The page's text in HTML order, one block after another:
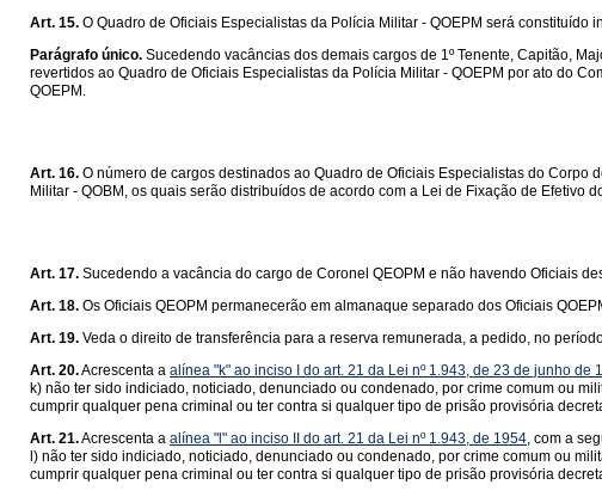
Art. 15. O Quadro de Oficiais Especialistas da Polícia Militar - QOEPM será constituído
Parágrafo único. Sucedendo vacâncias dos demais cargos de 1º Tenente, Capitão,
revertidos ao Quadro de Oficiais Especialistas da Polícia Militar - QOEPM por ato do
QOEPM.
Art. 16. O número de cargos destinados ao Quadro de Oficiais Especialistas do Corpo
Militar - QOBM, os quais serão distribuídos de acordo com a Lei de Fixação de Efetivo
Art. 17. Sucedendo a vacância do cargo de Coronel QEOPM e não havendo Oficiais
Art. 18. Os Oficiais QEOPM permanecerão em almanaque separado dos Oficiais
Art. 19. Veda o direito de transferência para a reserva remunerada, a pedido, no
Art. 20.Acrescenta a alínea "k" ao inciso I do art. 21 da Lei nº 1.943, de 23 de junho de
k) não ter sido indiciado, noticiado, denunciado ou condenado, por crime comum ou
cumprir qualquer pena criminal ou ter contra si qualquer tipo de prisão provisória
Art. 21.Acrescenta a alínea "l" ao inciso II do art. 21 da Lei nº 1.943, de 1954, com a
l) não ter sido indiciado, noticiado, denunciado ou condenado, por crime comum ou
cumprir qualquer pena criminal ou ter contra si qualquer tipo de prisão provisória